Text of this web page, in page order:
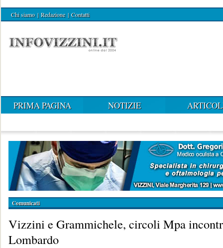
Chi siamo | Redazione | Contatti
PRIMA PAGINA NOTIZIE
Comunicati
Vizzini e Grammichele, circoli Mpa
Lombardo